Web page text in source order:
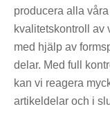
producera alla
kvalitetskontroll av
med hjälp av
delar. Med full
kan vi reagera
artikeldelar och i